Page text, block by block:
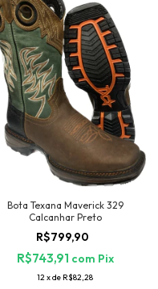
Bota Texana Maverick 329
Calcanhar Preto
R$799,90
R$743,91 com Pix
12xde R$82,28